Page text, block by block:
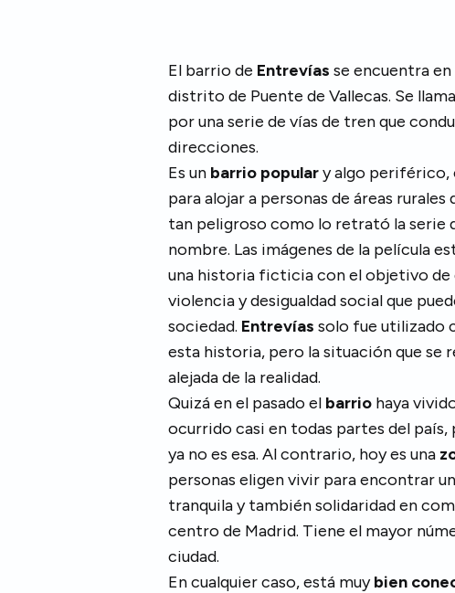
El barrio de Entrevías se encuentra
distrito de Puente de Vallecas. Se
por una serie de vías de tren que
direcciones.
Es un barrio populary algo periférico,
para alojar a personas de áreas
tan peligroso como lo retrató la serie
nombre. Las imágenes de la película
una historia ficticia con el objetivo de
violencia y desigualdad social que
sociedad. Entrevías solo fue utilizado
esta historia, pero la situación que se
alejada de la realidad.
Quizá en el pasado el barrio haya
ocurrido casi en todas partes del
ya no es esa. Al contrario, hoy es una
personas eligen vivir para encontrar
tranquila y también solidaridad en
centro de Madrid. Tiene el mayor
ciudad.
En cualquier caso, está muybien